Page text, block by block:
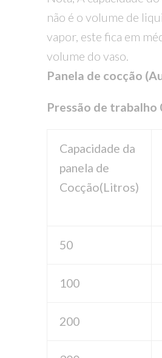
não é o volume de
vapor, este fica em
volume do vaso.
Panela de cocção
Pressão de trabalho
Capacidade da
panela de
Cocção(Litros)
50
100
200